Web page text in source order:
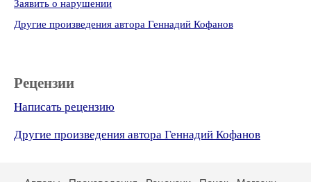
Заявить о нарушении
Другие произведения автора Геннадий Кофанов
Рецензии
Написать рецензию
Другие произведения автора Геннадий Кофанов